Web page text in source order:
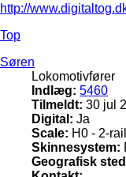
http://
Top
Søren
Lokomotivfører
Indlæg: 5460
Tilmeldt: 30 jul
Digital: Ja
Scale: H0 - 2-rail
Skinnesystem:
Geografisk